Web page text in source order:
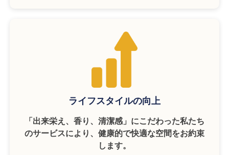
ライフスタイルの向上
「出来栄え、香り、清潔感」にこだわった私たち
のサービスにより、健康的で快適な空間をお約束
します。